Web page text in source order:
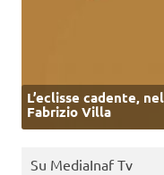
L’eclisse cadente,
Fabrizio Villa
Su MediaInaf Tv